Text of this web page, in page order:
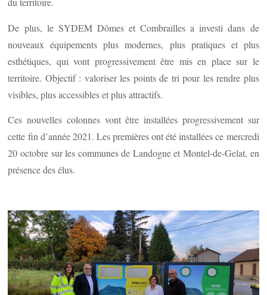
De plus, le SYDEM Dômes et Combrailles a investi dans de
nouveaux équipements plus modernes, plus pratiques et plus
esthétiques, qui vont progressivement être mis en place sur le
territoire. Objectif : valoriser les points de tri pour les rendre plus
visibles, plus accessibles et plus attractifs.
Ces nouvelles colonnes vont être installées progressivement sur
cette fin d’année 2021. Les premières ont été installées ce mercredi
20 octobre sur les communes de Landogne et Montel-de-Gelat, en
présence des élus.